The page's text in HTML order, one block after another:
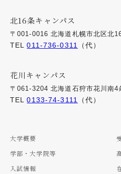
北16条キャンパス
〒001-0016 北海道札幌市北区北
TEL011-736-0311 （代）
花川キャンパス
〒061-3204 北海道石狩市花川南4
TEL0133-74-3111 （代）
大学概要
学部・大学院等
入試情報